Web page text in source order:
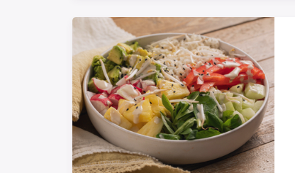
YouTube